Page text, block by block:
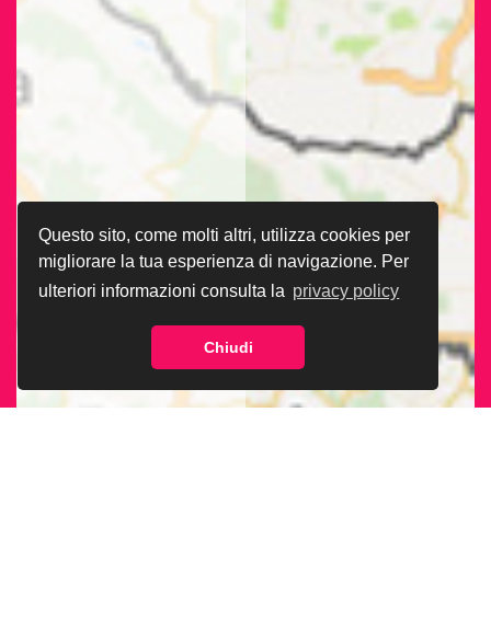
Questo sito, come molti altri, utilizza cookies per
migliorare la tua esperienza di navigazione. Per
ulteriori informazioni consulta la privacy policy
Chiudi